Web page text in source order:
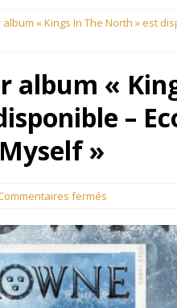
« Kings In The North » est
album «
–
»
fermés